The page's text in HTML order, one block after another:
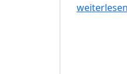
weiterlesen